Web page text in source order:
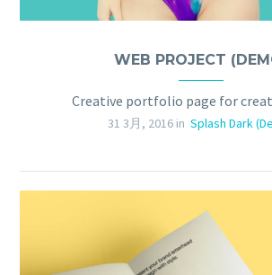
WEB PROJECT
Creative portfolio page for
31 3月, 2016 in Splash Dark